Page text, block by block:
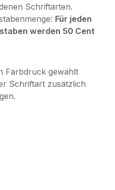
Schriftarten.
Für jeden
werden 50 Cent
Farbdruck gewählt
Schriftart zusätzlich